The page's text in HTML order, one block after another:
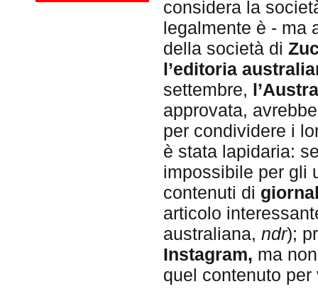
considera la
legalmente è - ma
della società di
l’editoria
settembre,
approvata,
per condividere i
è stata lapidaria:
impossibile per gli
contenuti di
articolo
australiana, ndr);
Instagram, ma
quel contenuto per